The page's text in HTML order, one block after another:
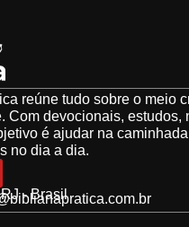
reúne tudo sobre o meio
Com devocionais, estudos,
é ajudar na
no dia a dia.
- Brasil